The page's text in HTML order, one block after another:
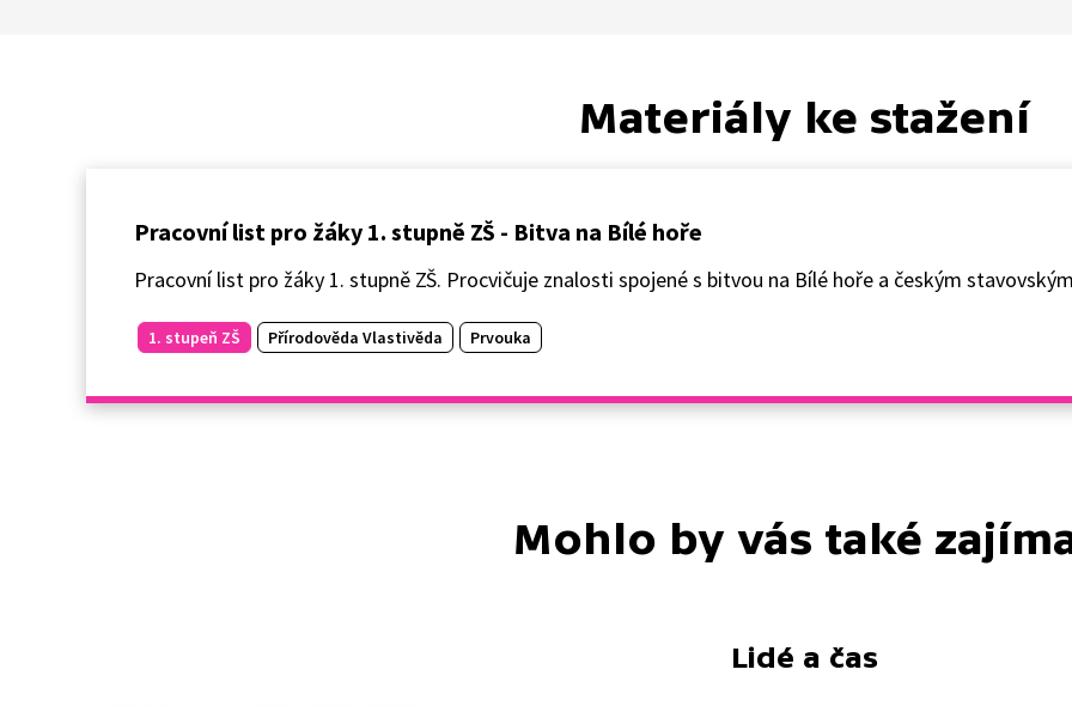
Materiály ke stažení
Pracovní list pro žáky 1. stupně ZŠ - Bitva na Bílé hoře
Pracovní list pro žáky 1. stupně ZŠ. Procvičuje znalosti spojené s bitvou na Bílé hoře a českým
1. stupeň ZŠ Přírodověda Vlastivěda Prvouka
Mohlo by vás také
Lidé a čas